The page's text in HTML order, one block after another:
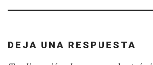
DEJA UNA RESPUESTA